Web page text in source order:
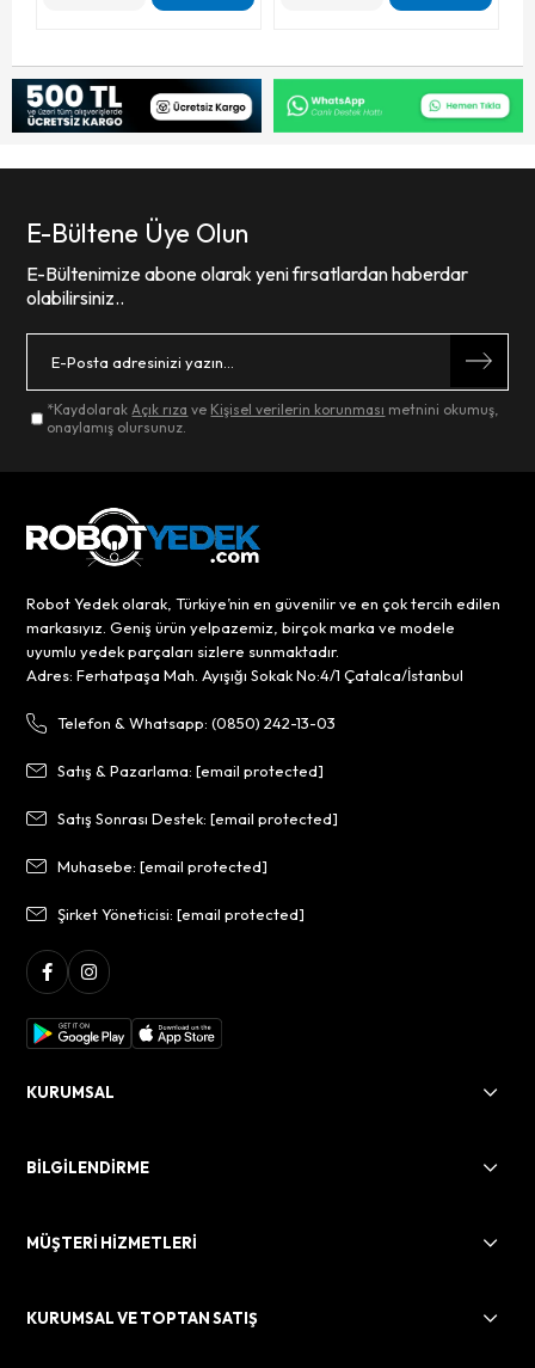
E-Bültene Üye Olun
E-Bültenimize abone olarak yeni fırsatlardan haberdar
olabilirsiniz..
*KaydolarakAçık rıza ve Kişisel verilerin korunması metnini okumuş,
onaylamış olursunuz.
Robot Yedek olarak, Türkiye’nin en güvenilir ve en çok tercih edilen
markasıyız. Geniş ürün yelpazemiz, birçok marka ve modele
uyumlu yedek parçaları sizlere sunmaktadır.
Adres: Ferhatpaşa Mah. Ayışığı Sokak No:4/1 Çatalca/İstanbul
Telefon & Whatsapp: (0850) 242-13-03
Satış & Pazarlama:[email protected]
Satış Sonrası Destek:[email protected]
Muhasebe:[email protected]
Şirket Yöneticisi:[email protected]
KURUMSAL
BİLGİLENDİRME
MÜŞTERİ HİZMETLERİ
KURUMSAL VE TOPTAN SATIŞ